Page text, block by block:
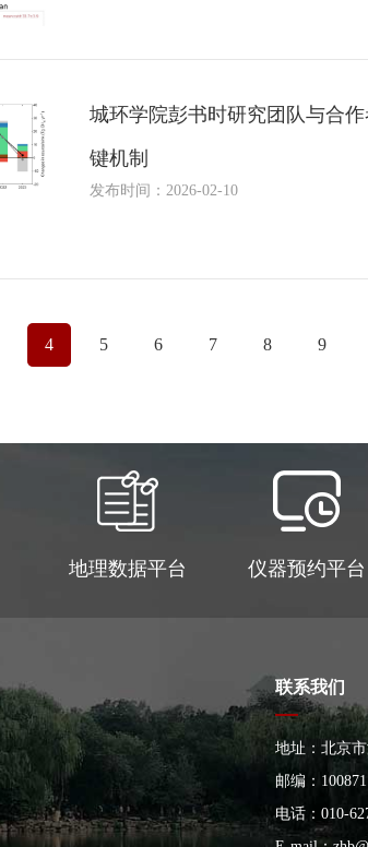
城环学院彭书时研究团队与合
键机制
发布时间：2026-02-10
4 5 6 7 8 9
地理数据平台 仪器预约平台
联系我们
地址：北京
大楼
邮编：100871
电话：010-